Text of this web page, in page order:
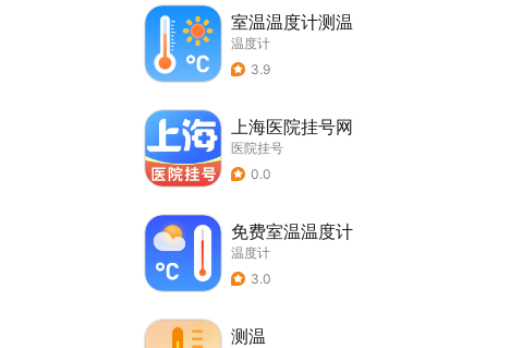
室温温度计测温
温度计
3.9
上海医院挂号网
医院挂号
0.0
免费室温温度计
温度计
3.0
测温